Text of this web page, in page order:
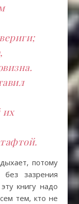
их
потому
зазрения
книгу надо
тем, кто не